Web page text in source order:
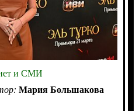
и СМИ
Мария Большакова